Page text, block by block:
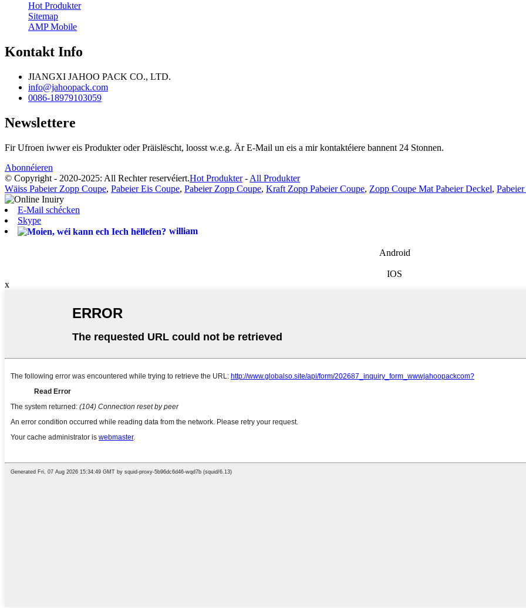
Hot Produkter
Sitemap
AMP Mobile
Kontakt Info
JIANGXI JAHOO PACK CO., LTD.
info@jahoopack.com
0086-18979103059
Newslettere
Fir Ufroen iwwer eis Produkter oder Präislëscht, loosst w.e.g. Är E-Mail un eis a mir kontaktéiere bannent 24 Stonnen.
Abonnéieren
© Copyright - 2020-2025: All Rechter reservéiert.Hot Produkter- All Produkter
Wäiss Pabeier Zopp Coupe, Pabeier Eis Coupe, Pabeier Zopp Coupe, Kraft Zopp Pabeier Coupe, Zopp Coupe Mat Pabeier Deckel,
E-Mail schécken
Skype
william
Android
IOS
x